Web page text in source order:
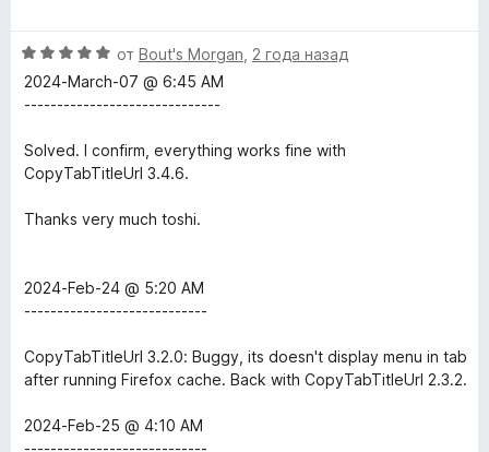
н
а
5
з
5
е
н
о
а
5
з
О
ц
е
н
н
и
от Bout's Morgan 2 года назад
2024-March-07 @ 6:45 AM
------------------------------
Solved. I confirm, everything works fine with
CopyTabTitleUrl 3.4.6.
Thanks very much toshi.
2024-Feb-24 @ 5:20 AM
----------------------------
CopyTabTitleUrl 3.2.0: Buggy, its doesn't display menu in tab
after running Firefox cache. Back with CopyTabTitleUrl 2.3.2.
2024-Feb-25 @ 4:10 AM
----------------------------